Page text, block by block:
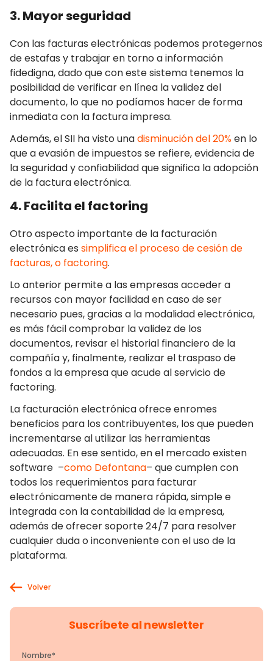
3. Mayor seguridad
Con las facturas electrónicas podemos protegernos
de estafas y trabajar en torno a información
fidedigna, dado que con este sistema tenemos la
posibilidad de verificar en línea la validez del
documento, lo que no podíamos hacer de forma
inmediata con la factura impresa.
Además, el SII ha visto unadisminución del 20%en lo
que a evasión de impuestos se refiere, evidencia de
la seguridad y confiabilidad que significa la adopción
de la factura electrónica.
4. Facilita el factoring
Otro aspecto importante de la facturación
electrónica es simplifica el proceso de cesión de
facturas, o factoring.
Lo anterior permite a las empresas acceder a
recursos con mayor facilidad en caso de ser
necesario pues, gracias a la modalidad electrónica,
es más fácil comprobar la validez de los
documentos, revisar el historial financiero de la
compañía y, finalmente, realizar el traspaso de
fondos a la empresa que acude al servicio de
factoring.
La facturación electrónica ofrece enromes
beneficios para los contribuyentes, los que pueden
incrementarse al utilizar las herramientas
adecuadas. En ese sentido, en el mercado existen
software –como Defontana– que cumplen con
todos los requerimientos para facturar
electrónicamente de manera rápida, simple e
integrada con la contabilidad de la empresa,
además de ofrecer soporte 24/7 para resolver
cualquier duda o inconveniente con el uso de la
plataforma.
Volver
Suscríbete al newsletter
Nombre*